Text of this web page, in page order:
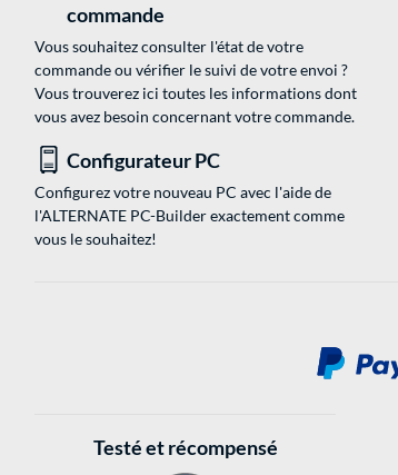
commande
Vous souhaitez consulter l'état de votre
commande ou vérifier le suivi de votre envoi ?
Vous trouverez ici toutes les informations dont
vous avez besoin concernant votre commande.
Configurateur PC
Configurez votre nouveau PC avec l'aide de
l'ALTERNATE PC-Builder exactement comme
vous le souhaitez!
Testé et récompensé